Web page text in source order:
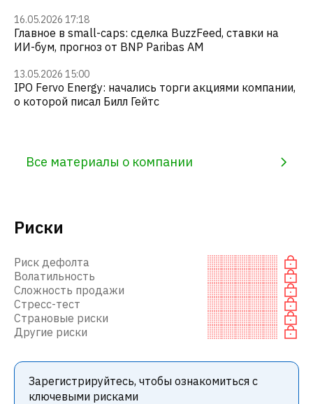
16.05.2026 17:18
Главное в small-caps: сделка BuzzFeed, ставки на
ИИ-бум, прогноз от BNP Paribas AM
13.05.2026 15:00
IPO Fervo Energy: начались торги акциями компании,
о которой писал Билл Гейтс
Все материалы о компании
Риски
Риск дефолта
Волатильность
Сложность продажи
Стресс-тест
Страновые риски
Другие риски
Зарегистрируйтесь, чтобы ознакомиться с
ключевыми рисками